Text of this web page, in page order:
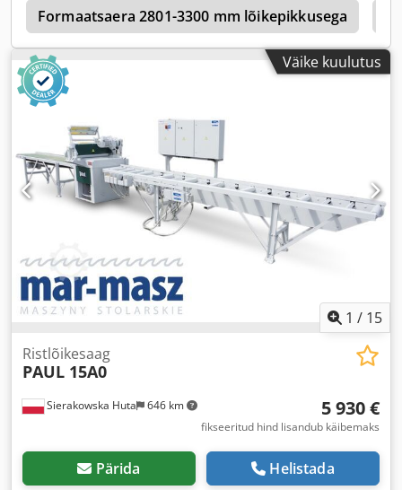
Formaatsaera 2801-3300 mm lõikepikkusega
Väike kuulutus
1 / 15
Sierakowska Huta 646 km
Ristlõikesaag
PAUL 15A0
5 930 €
fikseeritud hind lisandub käibemaks
Pärida Helistada